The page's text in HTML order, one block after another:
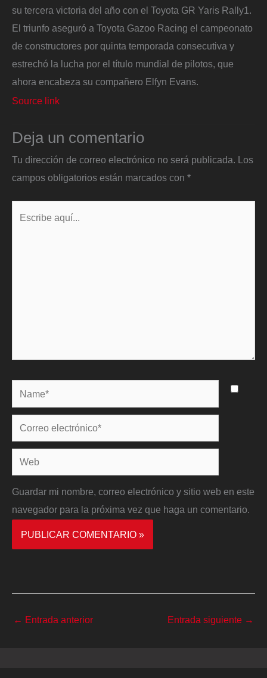
su tercera victoria del año con el Toyota GR Yaris Rally1.
El triunfo aseguró a Toyota Gazoo Racing el campeonato
de constructores por quinta temporada consecutiva y
estrechó la lucha por el título mundial de pilotos, que
ahora encabeza su compañero Elfyn Evans.
Source link
Deja un comentario
Tu dirección de correo electrónico no será publicada. Los
campos obligatorios están marcados con *
Name*
Correo
electrónico*
Web
Guardar mi nombre, correo electrónico y sitio web en este
navegador para la próxima vez que haga un comentario.
← Entrada anterior Entrada siguiente →